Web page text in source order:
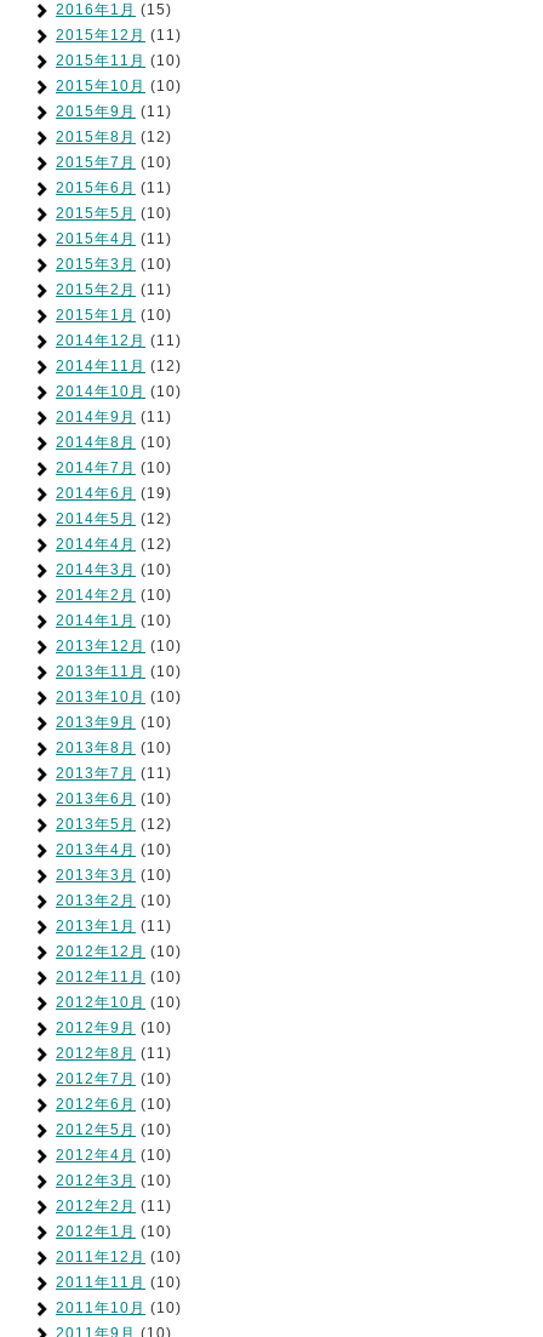
2016年1月 (15)
2015年12月 (11)
2015年11月 (10)
2015年10月 (10)
2015年9月 (11)
2015年8月 (12)
2015年7月 (10)
2015年6月 (11)
2015年5月 (10)
2015年4月 (11)
2015年3月 (10)
2015年2月 (11)
2015年1月 (10)
2014年12月 (11)
2014年11月 (12)
2014年10月 (10)
2014年9月 (11)
2014年8月 (10)
2014年7月 (10)
2014年6月 (19)
2014年5月 (12)
2014年4月 (12)
2014年3月 (10)
2014年2月 (10)
2014年1月 (10)
2013年12月 (10)
2013年11月 (10)
2013年10月 (10)
2013年9月 (10)
2013年8月 (10)
2013年7月 (11)
2013年6月 (10)
2013年5月 (12)
2013年4月 (10)
2013年3月 (10)
2013年2月 (10)
2013年1月 (11)
2012年12月 (10)
2012年11月 (10)
2012年10月 (10)
2012年9月 (10)
2012年8月 (11)
2012年7月 (10)
2012年6月 (10)
2012年5月 (10)
2012年4月 (10)
2012年3月 (10)
2012年2月 (11)
2012年1月 (10)
2011年12月 (10)
2011年11月 (10)
2011年10月 (10)
2011年9月 (10)